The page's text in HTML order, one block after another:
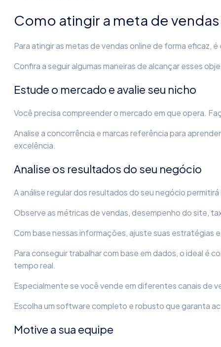
Como atingir a meta de
Para atingir as metas de vendas online de forma
Confira a seguir algumas maneiras de alcançar esses
Estude o mercado e avalie seu nicho
Você precisa compreender o mercado em que opera.
Analise a concorrência e marcas referência para
excelência.
Analise os resultados do seu negócio
A análise regular dos resultados do seu negócio
Observe as métricas de vendas, desempenho do site,
Com base nessas informações, ajuste suas estratégias
Para conseguir trabalhar com base em dados, o ideal é
tempo real.
Especialmente se você vende em diferentes canais de
Escolha um software completo e robusto que garanta
Motive a sua equipe